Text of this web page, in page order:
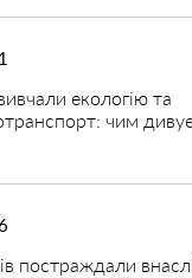
екологію та
чим дивує
постраждали